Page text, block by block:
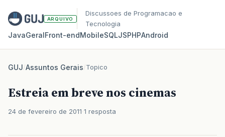
ARQUIVO
Discussoes de Programacao e
Tecnologia
JavaGeralFront‑endMobileSQLJSPHPAndroid
GUJ/Assuntos Gerais/Topico
Estreia em breve nos cinemas
24 de fevereiro de 2011 1 resposta